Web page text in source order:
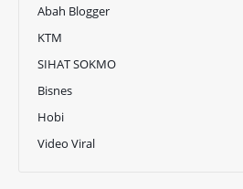
Abah Blogger
KTM
SIHAT SOKMO
Bisnes
Hobi
Video Viral